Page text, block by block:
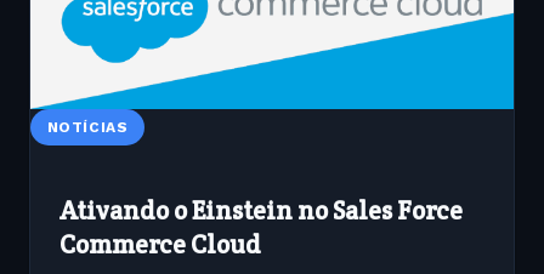
NOTÍCIAS
Ativando o Einstein no Sales Force
Commerce Cloud